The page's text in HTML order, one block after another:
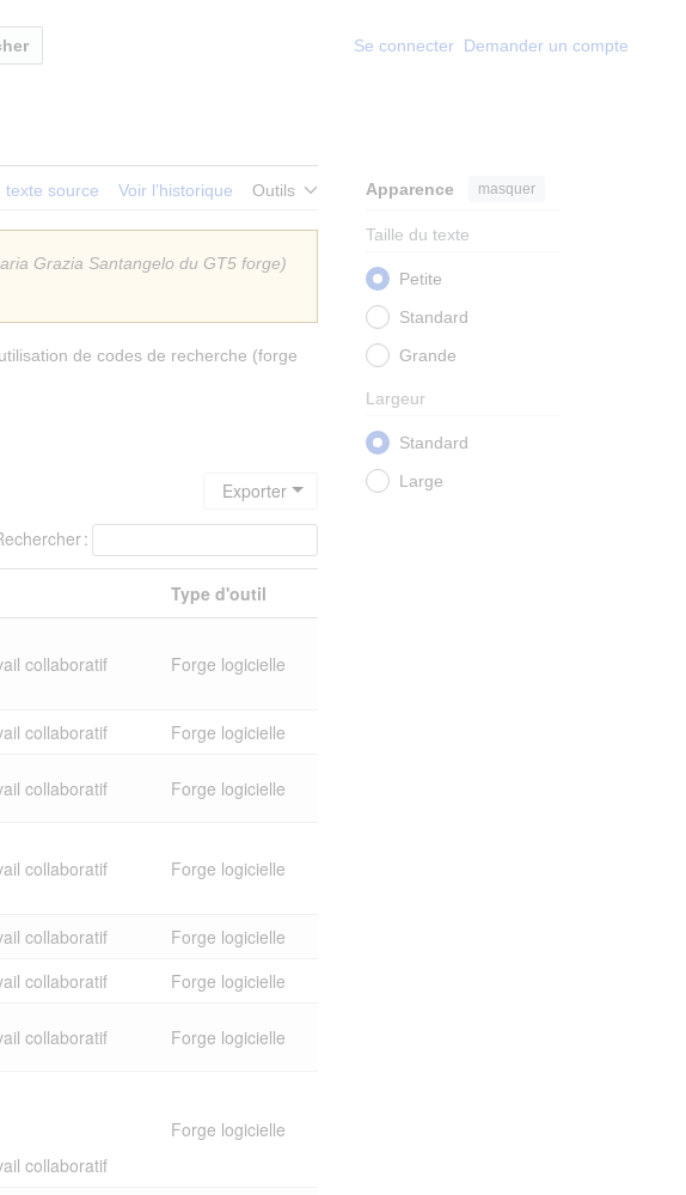
Se connecter Demander un compte
texte source Voir l’historique Outils Apparence masquer
Taille du texte
Petite
Standard
Grande
Largeur
Standard
Large
Grazia Santangelo du GT5 forge)
de codes de recherche (forge
Exporter
:
Type d'outil
collaboratif Forge logicielle
collaboratif Forge logicielle
collaboratif Forge logicielle
collaboratif Forge logicielle
collaboratif
Forge logicielle
collaboratif Forge logicielle
collaboratif Forge logicielle
collaboratif
Forge logicielle